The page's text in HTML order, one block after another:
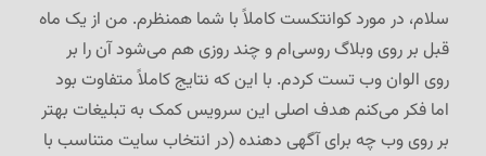
سلام،‌ در مورد کوانتکست کاملاً با شما همنظرم. من از یک ماه
قبل بر روی وبلاگ روسی‌ام و چند روزی هم می‌شود آن را بر
روی الوان وب تست کردم. با این که نتایج کاملاً متفاوت بود
اما فکر می‌کنم هدف اصلی این سرویس کمک به تبلیغات بهتر
بر روی وب چه برای آگهی دهنده (در انتخاب سایت متناسب با